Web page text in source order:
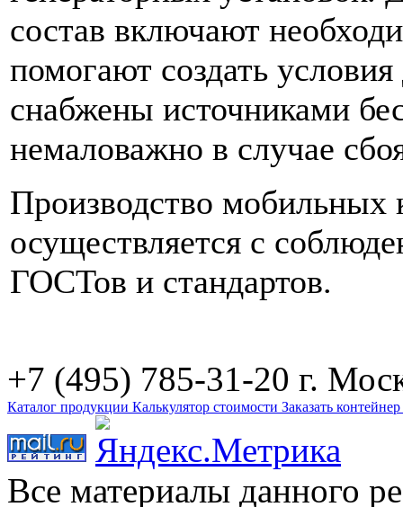
состав включают
помогают создать
снабжены источниками
немаловажно в случае
Производство мобильных
осуществляется с
ГОСТов и стандартов.
+7 (495) 785-31-20 г.
Каталог продукции Калькулятор стоимости Заказать контейнер
Все материалы данного